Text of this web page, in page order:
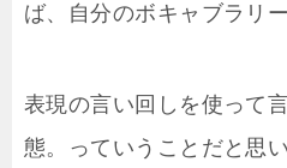
ば、自分のボキャブラリ
表現の言い回しを使って
態。っていうことだと思い